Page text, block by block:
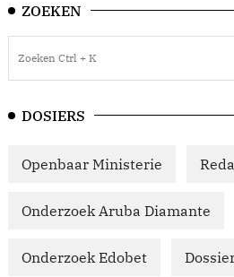
ZOEKEN
DOSIERS
Openbaar Ministerie
Onderzoek Aruba Diamante
Onderzoek Edobet